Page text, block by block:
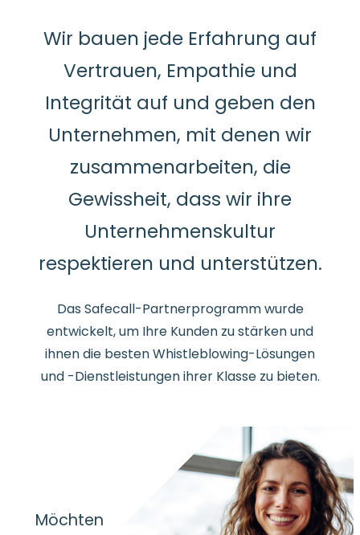
Wir bauen jede Erfahrung auf
Vertrauen, Empathie und
Integrität auf und geben den
Unternehmen, mit denen wir
zusammenarbeiten, die
Gewissheit, dass wir ihre
Unternehmenskultur
respektieren und unterstützen.
Das Safecall-Partnerprogramm wurde
entwickelt, um Ihre Kunden zu stärken und
ihnen die besten Whistleblowing-Lösungen
und -Dienstleistungen ihrer Klasse zu bieten.
Möchten